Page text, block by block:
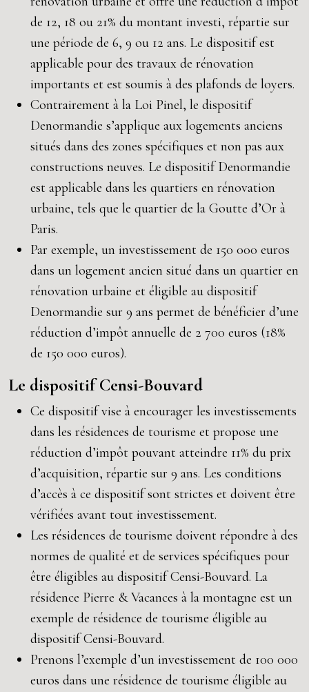
de 12, 18 ou 21% du montant investi, répartie sur
une période de 6, 9 ou 12 ans. Le dispositif est
applicable pour des travaux de rénovation
importants et est soumis à des plafonds de loyers.
Contrairement à la Loi Pinel, le dispositif
Denormandie s’applique aux logements anciens
situés dans des zones spécifiques et non pas aux
constructions neuves. Le dispositif Denormandie
est applicable dans les quartiers en rénovation
urbaine, tels que le quartier de la Goutte d’Or à
Paris.
Par exemple, un investissement de 150 000 euros
dans un logement ancien situé dans un quartier en
rénovation urbaine et éligible au dispositif
Denormandie sur 9 ans permet de bénéficier d’une
réduction d’impôt annuelle de 2 700 euros (18%
de 150 000 euros).
Le dispositif Censi-Bouvard
Ce dispositif vise à encourager les investissements
dans les résidences de tourisme et propose une
réduction d’impôt pouvant atteindre 11% du prix
d’acquisition, répartie sur 9 ans. Les conditions
d’accès à ce dispositif sont strictes et doivent être
vérifiées avant tout investissement.
Les résidences de tourisme doivent répondre à des
normes de qualité et de services spécifiques pour
être éligibles au dispositif Censi-Bouvard. La
résidence Pierre & Vacances à la montagne est un
exemple de résidence de tourisme éligible au
dispositif Censi-Bouvard.
Prenons l’exemple d’un investissement de 100 000
euros dans une résidence de tourisme éligible au